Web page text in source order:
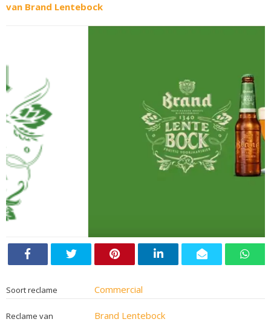
van Brand Lentebock
Soort reclame Commercial
Reclame van Brand Lentebock